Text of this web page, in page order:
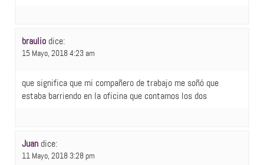
braulio dice:
15 Mayo, 2018 4:23 am
que significa que mi compañero de trabajo me soñó que
estaba barriendo en la oficina que contamos los dos
Juan dice:
11 Mayo, 2018 3:28 pm